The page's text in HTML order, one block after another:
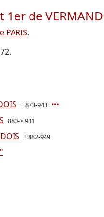
de
PARIS.
± 873-943
880-> 931
± 882-949